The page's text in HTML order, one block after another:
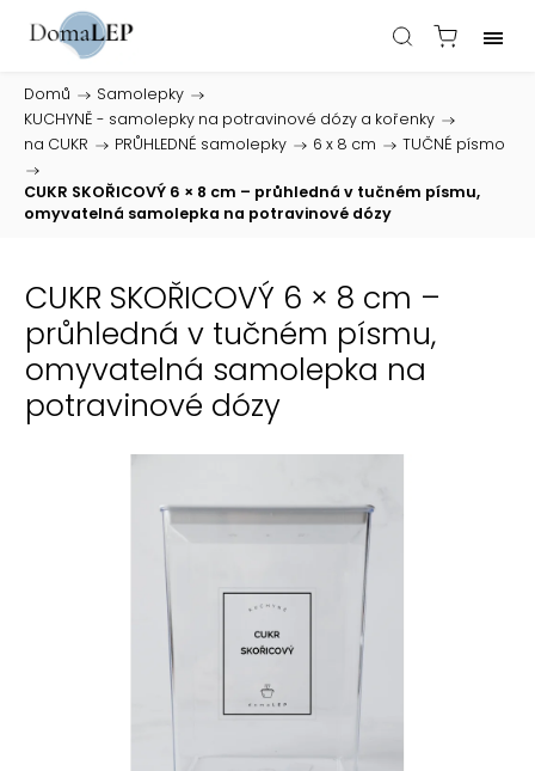
Domů / Samolepky /
KUCHYNĚ - samolepky na potravinové dózy a kořenky /
na CUKR / PRŮHLEDNÉ samolepky / 6 x 8 cm /
TUČNÉ písmo
/
CUKR SKOŘICOVÝ 6 × 8 cm – průhledná v tučném písmu,
omyvatelná samolepka na potravinové dózy
CUKR SKOŘICOVÝ 6 × 8 cm –
průhledná v tučném písmu,
omyvatelná samolepka na
potravinové dózy